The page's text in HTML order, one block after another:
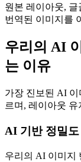
원본 레이아웃,
번역된 이미지를
우리의 AI
는 이유
가장 진보된 AI
르며, 레이아웃 유
AI 기반 정밀도
우리의 AI 이미지